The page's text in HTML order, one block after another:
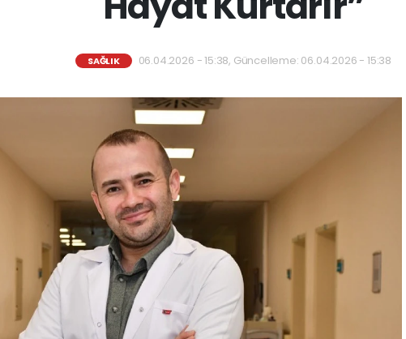
SAĞLIK 06.04.2026 - 15:38, Güncelleme: 06.04.2026 - 15:38